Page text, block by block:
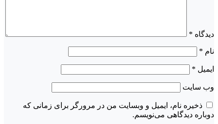
دیدگاه *
نام *
ایمیل *
وب‌ سایت
ذخیره نام، ایمیل و وبسایت من در مرورگر برای زمانی که
دوباره دیدگاهی می‌نویسم.